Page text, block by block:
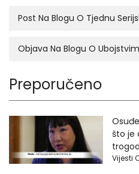
Post Na Blogu O Tjednu
Objava Na Blogu O
Preporučeno
što je
Vijesti